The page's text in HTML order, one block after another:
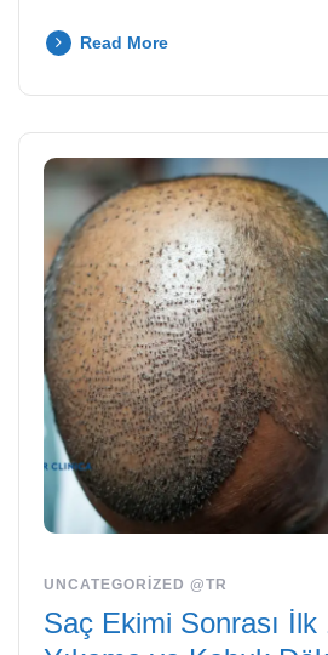
Read More
UNCATEGORIZED @TR
Saç Ekimi Sonrası İlk